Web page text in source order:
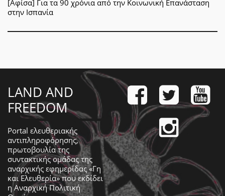
[Αφίσα] Για τα 90 χρόνια από την Κοινωνική Επανάσταση
στην Ισπανία
LAND AND
FREEDOM
Portal ελευθεριακής
αντιπληροφόρησης,
πρωτοβουλία της
συντακτικής ομάδας της
αναρχικής εφημερίδας «Γη
και Ελευθερία» που εκδίδει
ηΑναρχική Πολιτική